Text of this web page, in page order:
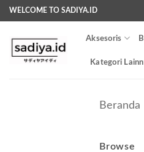
Skip
to
content
WELCOME TO SADIYA.ID
Aksesoris
Kategori
Beranda
Browse